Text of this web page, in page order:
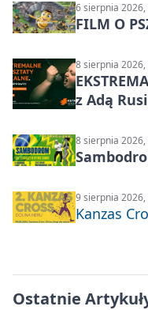
6 sierpnia 2026,
FILM O
8 sierpnia 2026,
z Adą
8 sierpnia 2026,
9 sierpnia 2026,
Kanzas
Ostatnie